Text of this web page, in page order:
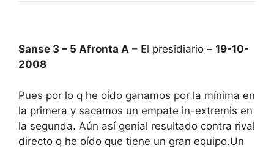
Sanse 3 – 5 Afronta A – El presidiario – 19-10-
2008
Pues por lo q he oído ganamos por la mínima en
la primera y sacamos un empate in-extremis en
la segunda. Aún así genial resultado contra rival
directo q he oído que tiene un gran equipo.Un